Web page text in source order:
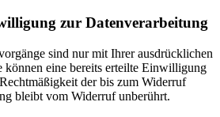
zur Datenverarbeitung
sind nur mit Ihrer ausdrücklichen
eine bereits erteilte Einwilligung
der bis zum Widerruf
bleibt vom Widerruf unberührt.